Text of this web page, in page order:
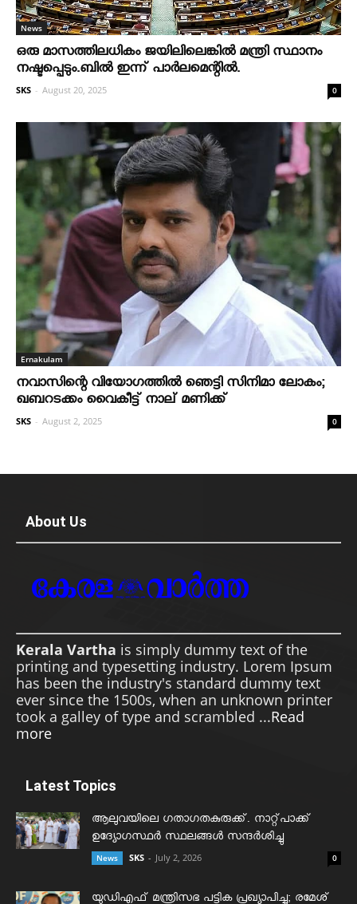
News
ഒരു മാസത്തിലധികം ജയിലിലെങ്കില്‍ മന്ത്രി സ്ഥാനം
നഷ്ടപ്പെടും.ബില്‍ ഇന്ന് പാര്‍ലമെന്റില്‍.
SKS - August 20, 2025 0
Ernakulam
നവാസിന്റെ വിയോഗത്തില്‍ ഞെട്ടി സിനിമാ ലോകം;
ഖബറടക്കം വൈകീട്ട് നാല് മണിക്ക്
SKS - August 2, 2025 0
About Us
Kerala Vartha is simply dummy text of the
printing and typesetting industry. Lorem Ipsum
has been the industry's standard dummy text
ever since the 1500s, when an unknown printer
took a galley of type and scrambled ...Read
more
Latest Topics
ആലുവയിലെ ഗതാഗതകുരുക്ക്. നാറ്റ്പാക്ക്
ഉദ്യോഗസ്ഥർ സ്ഥലങ്ങൾ സന്ദർശിച്ചു
News SKS - July 2, 2026 0
യുഡിഎഫ് മന്ത്രിസഭ പട്ടിക പ്രഖ്യാപിച്ചു; രമേശ്